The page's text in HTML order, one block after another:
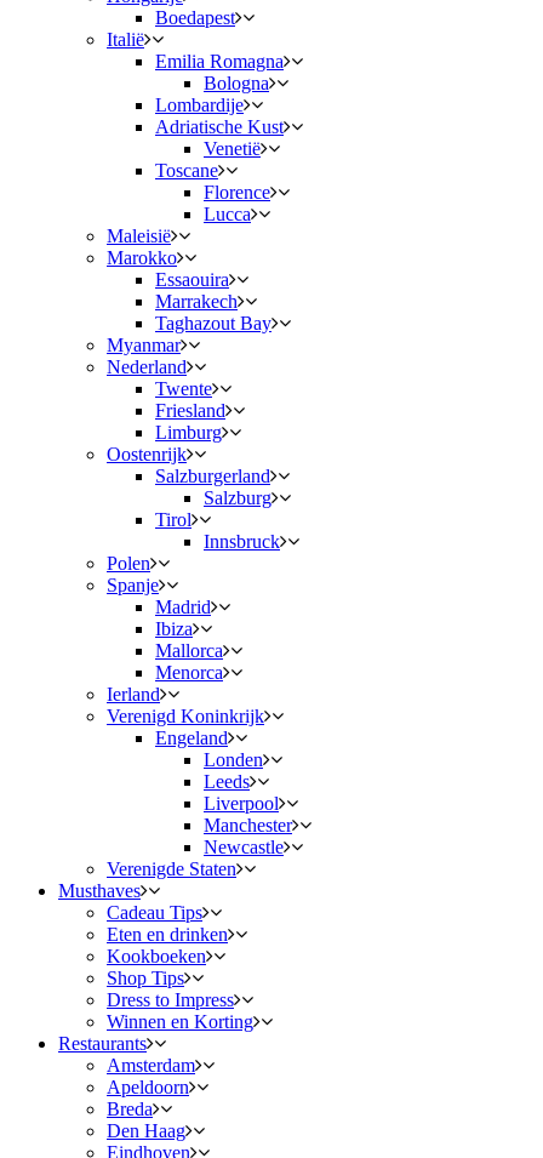
Boedapest
Italië
Emilia Romagna
Bologna
Lombardije
Adriatische Kust
Venetië
Toscane
Florence
Lucca
Maleisië
Marokko
Essaouira
Marrakech
Taghazout Bay
Myanmar
Nederland
Twente
Friesland
Limburg
Oostenrijk
Salzburgerland
Salzburg
Tirol
Innsbruck
Polen
Spanje
Madrid
Ibiza
Mallorca
Menorca
Ierland
Verenigd Koninkrijk
Engeland
Londen
Leeds
Liverpool
Manchester
Newcastle
Verenigde Staten
Musthaves
Cadeau Tips
Eten en drinken
Kookboeken
Shop Tips
Dress to Impress
Winnen en Korting
Restaurants
Amsterdam
Apeldoorn
Breda
Den Haag
Eindhoven